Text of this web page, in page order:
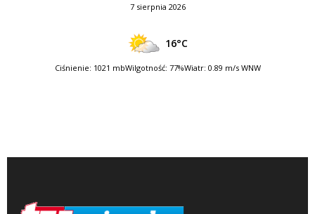
7 sierpnia 2026
16°C
Ciśnienie: 1021 mbWilgotność: 77%Wiatr: 0.89 m/s WNW